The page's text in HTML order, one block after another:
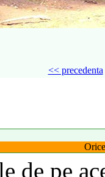
<< precedenta
de pe